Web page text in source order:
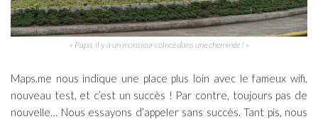
« Papa, il y a un monsieur coincé dans une cheminée ! »
Maps.me nous indique une place plus loin avec le fameux wifi,
nouveau test, et c’est un succès ! Par contre, toujours pas de
nouvelle… Nous essayons d’appeler sans succès. Tant pis, nous